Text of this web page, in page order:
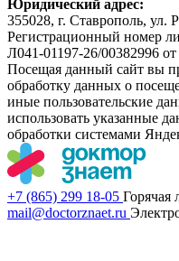
Юридический адрес:
355028, г. Ставрополь, ул.
Регистрационный номер
Л041-01197-26/00382996 от
Посещая данный сайт вы
обработку данных о
иные пользовательские
использовать указанные
обработки системами
+7 (865) 299 18-05 Горячая
mail@doctorznaet.ru